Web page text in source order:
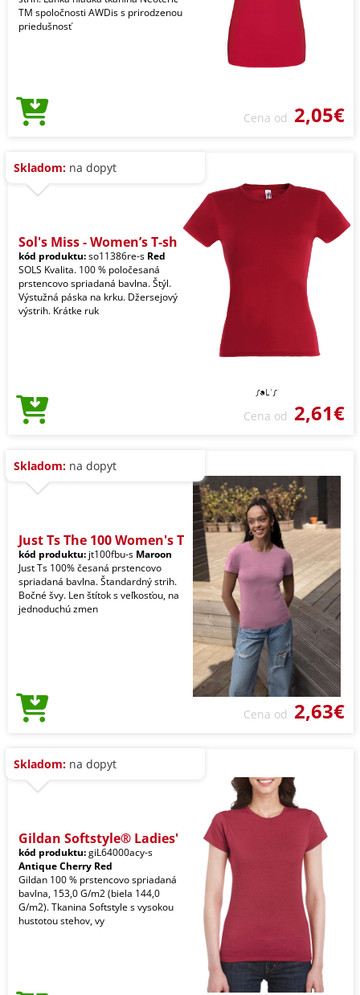
TM spoločnosti AWDis s prirodzenou
priedušnosť
Cena od 2,05€
Skladom: na dopyt
Sol's Miss - Women’s T-sh
kód produktu:so11386re-s Red
SOLS Kvalita. 100 % poločesaná
prstencovo spriadaná bavlna. Štýl.
Výstužná páska na krku. Džersejový
výstrih. Krátke ruk
Cena od 2,61€
Skladom: na dopyt
Just Ts The 100 Women's T
kód produktu: jt100fbu-s Maroon
Just Ts 100% česaná prstencovo
spriadaná bavlna. Štandardný strih.
Bočné švy. Len štítok s veľkosťou, na
jednoduchú zmen
Cena od 2,63€
Skladom: na dopyt
Gildan Softstyle® Ladies'
kód produktu:giL64000acy-s
Antique Cherry Red
Gildan 100 % prstencovo spriadaná
bavlna, 153,0 G/m2 (biela 144,0
G/m2). Tkanina Softstyle s vysokou
hustotou stehov, vy